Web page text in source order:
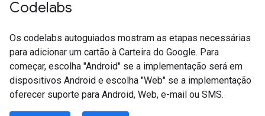
Codelabs
Os codelabs autoguiados mostram as etapas necessárias
para adicionar um cartão à Carteira do Google. Para
começar, escolha "Android" se a implementação será em
dispositivos Android e escolha "Web" se a implementação
oferecer suporte para Android, Web, e-mail ou SMS.